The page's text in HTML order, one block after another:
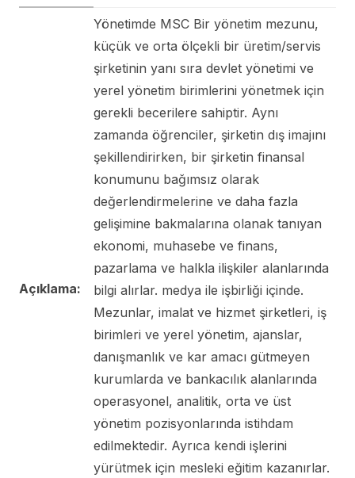
Açıklama:
Yönetimde MSC Bir yönetim mezunu,
küçük ve orta ölçekli bir üretim/servis
şirketinin yanı sıra devlet yönetimi ve
yerel yönetim birimlerini yönetmek için
gerekli becerilere sahiptir. Aynı
zamanda öğrenciler, şirketin dış imajını
şekillendirirken, bir şirketin finansal
konumunu bağımsız olarak
değerlendirmelerine ve daha fazla
gelişimine bakmalarına olanak tanıyan
ekonomi, muhasebe ve finans,
pazarlama ve halkla ilişkiler alanlarında
bilgi alırlar. medya ile işbirliği içinde.
Mezunlar, imalat ve hizmet şirketleri, iş
birimleri ve yerel yönetim, ajanslar,
danışmanlık ve kar amacı gütmeyen
kurumlarda ve bankacılık alanlarında
operasyonel, analitik, orta ve üst
yönetim pozisyonlarında istihdam
edilmektedir. Ayrıca kendi işlerini
yürütmek için mesleki eğitim kazanırlar.